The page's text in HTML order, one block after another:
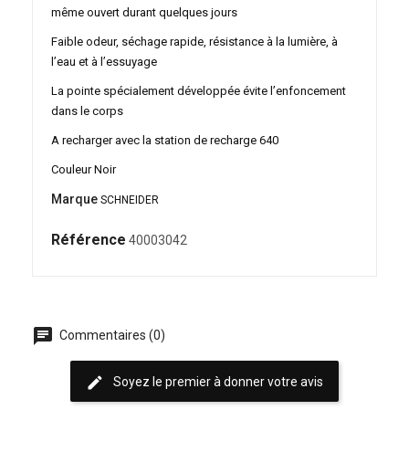
même ouvert durant quelques jours
Faible odeur, séchage rapide, résistance à la lumière, à
l’eau et à l’essuyage
La pointe spécialement développée évite l’enfoncement
dans le corps
A recharger avec la station de recharge 640
Couleur Noir
Marque SCHNEIDER
Référence 40003042
chat Commentaires (0)
edit Soyez le premier à donner votre avis